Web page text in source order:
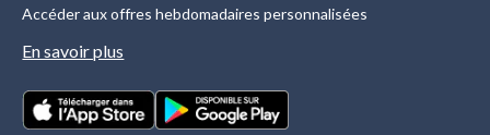
Accéder aux offres hebdomadaires personnalisées
En savoir plus